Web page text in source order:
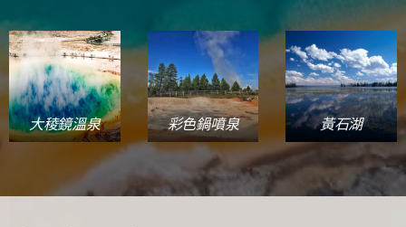
大稜鏡溫泉 彩色鍋噴泉 黃石湖